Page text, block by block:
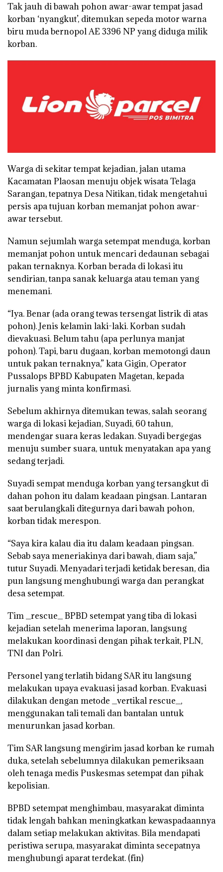
Tak jauh di bawah pohon awar-awar tempat jasad
korban ‘nyangkut’, ditemukan sepeda motor warna
biru muda bernopol AE 3396 NP yang diduga milik
korban.
Warga di sekitar tempat kejadian, jalan utama
Kacamatan Plaosan menuju objek wisata Telaga
Sarangan, tepatnya Desa Nitikan, tidak mengetahui
persis apa tujuan korban memanjat pohon awar-
awar tersebut.
Namun sejumlah warga setempat menduga, korban
memanjat pohon untuk mencari dedaunan sebagai
pakan ternaknya. Korban berada di lokasi itu
sendirian, tanpa sanak keluarga atau teman yang
menemani.
“Iya. Benar (ada orang tewas tersengat listrik di atas
pohon). Jenis kelamin laki-laki. Korban sudah
dievakuasi. Belum tahu (apa perlunya manjat
pohon). Tapi, baru dugaan, korban memotongi daun
untuk pakan ternaknya,” kata Gigin, Operator
Pussalops BPBD Kabupaten Magetan, kepada
jurnalis yang minta konfirmasi.
Sebelum akhirnya ditemukan tewas, salah seorang
warga di lokasi kejadian, Suyadi, 60 tahun,
mendengar suara keras ledakan. Suyadi bergegas
menuju sumber suara, untuk menyatakan apa yang
sedang terjadi.
Suyadi sempat menduga korban yang tersangkut di
dahan pohon itu dalam keadaan pingsan. Lantaran
saat berulangkali ditegurnya dari bawah pohon,
korban tidak merespon.
“Saya kira kalau dia itu dalam keadaan pingsan.
Sebab saya meneriakinya dari bawah, diam saja,”
tutur Suyadi. Menyadari terjadi ketidak beresan, dia
pun langsung menghubungi warga dan perangkat
desa setempat.
Tim _rescue_ BPBD setempat yang tiba di lokasi
kejadian setelah menerima laporan, langsung
melakukan koordinasi dengan pihak terkait, PLN,
TNI dan Polri.
Personel yang terlatih bidang SAR itu langsung
melakukan upaya evakuasi jasad korban. Evakuasi
dilakukan dengan metode _vertikal rescue_,
menggunakan tali temali dan bantalan untuk
menurunkan jasad korban.
Tim SAR langsung mengirim jasad korban ke rumah
duka, setelah sebelumnya dilakukan pemeriksaan
oleh tenaga medis Puskesmas setempat dan pihak
kepolisian.
BPBD setempat menghimbau, masyarakat diminta
tidak lengah bahkan meningkatkan kewaspadaannya
dalam setiap melakukan aktivitas. Bila mendapati
peristiwa serupa, masyarakat diminta secepatnya
menghubungi aparat terdekat. (fin)